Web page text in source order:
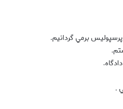
برمي گردانيم.
.
.
.